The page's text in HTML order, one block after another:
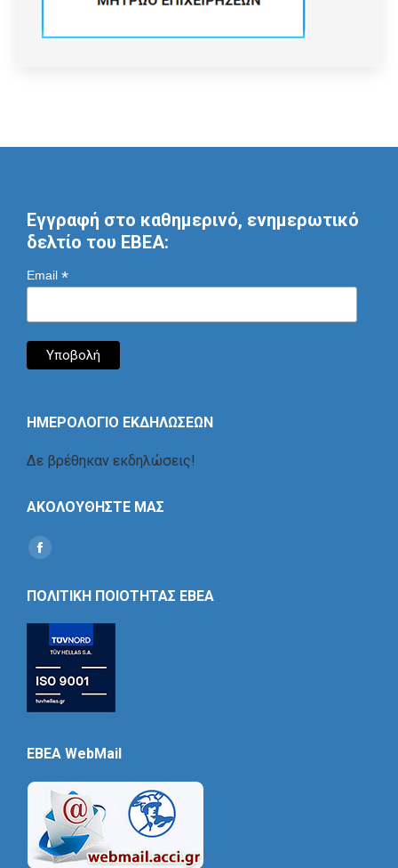
Εγγραφή στο καθημερινό, ενημερωτικό
δελτίο του ΕΒΕΑ:
Email *
ΗΜΕΡΟΛΟΓΙΟ ΕΚΔΗΛΩΣΕΩΝ
Δε βρέθηκαν εκδηλώσεις!
ΑΚΟΛΟΥΘΗΣΤΕ ΜΑΣ
Find us on:
Social
ΠΟΛΙΤΙΚΗ ΠΟΙΟΤΗΤΑΣ ΕΒΕΑ
EBEA WebMail